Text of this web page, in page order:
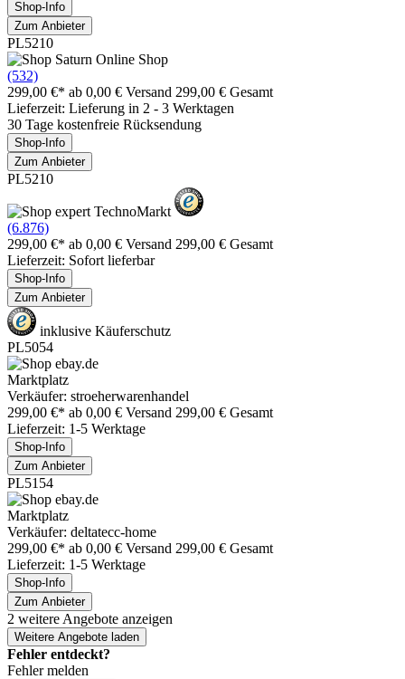
Shop-Info
Zum Anbieter
PL5210
(532)
299,00 €* ab 0,00 € Versand 299,00 € Gesamt
Lieferzeit: Lieferung in 2 - 3 Werktagen
30 Tage kostenfreie Rücksendung
Shop-Info
Zum Anbieter
PL5210
(6.876)
299,00 €* ab 0,00 € Versand 299,00 € Gesamt
Lieferzeit: Sofort lieferbar
Shop-Info
Zum Anbieter
inklusive Käuferschutz
PL5054
Marktplatz
Verkäufer: stroeherwarenhandel
299,00 €* ab 0,00 € Versand 299,00 € Gesamt
Lieferzeit: 1-5 Werktage
Shop-Info
Zum Anbieter
PL5154
Marktplatz
Verkäufer: deltatecc-home
299,00 €* ab 0,00 € Versand 299,00 € Gesamt
Lieferzeit: 1-5 Werktage
Shop-Info
Zum Anbieter
2 weitere Angebote anzeigen
Weitere Angebote laden
Fehler entdeckt?
Fehler melden